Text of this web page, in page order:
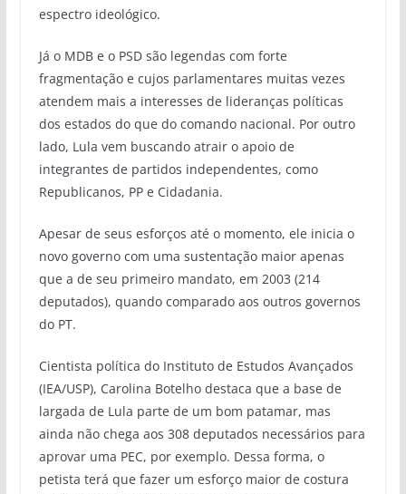
espectro ideológico.
Já o MDB e o PSD são legendas com forte
fragmentação e cujos parlamentares muitas vezes
atendem mais a interesses de lideranças políticas
dos estados do que do comando nacional. Por outro
lado, Lula vem buscando atrair o apoio de
integrantes de partidos independentes, como
Republicanos, PP e Cidadania.
Apesar de seus esforços até o momento, ele inicia o
novo governo com uma sustentação maior apenas
que a de seu primeiro mandato, em 2003 (214
deputados), quando comparado aos outros governos
do PT.
Cientista política do Instituto de Estudos Avançados
(IEA/USP), Carolina Botelho destaca que a base de
largada de Lula parte de um bom patamar, mas
ainda não chega aos 308 deputados necessários para
aprovar uma PEC, por exemplo. Dessa forma, o
petista terá que fazer um esforço maior de costura